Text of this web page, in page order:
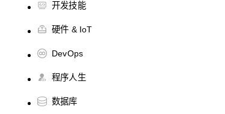
开发技能
硬件 & IoT
DevOps
程序人生
数据库